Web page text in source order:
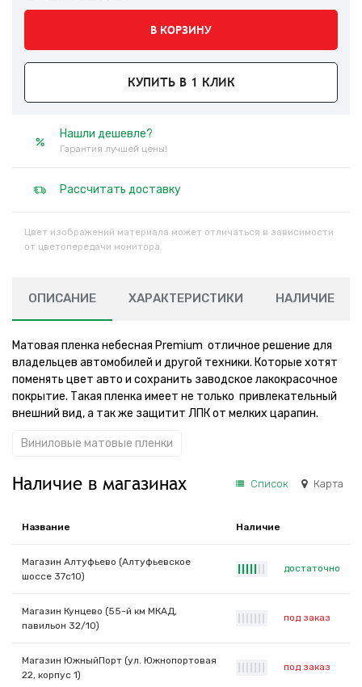
В КОРЗИНУ
КУПИТЬ В 1 КЛИК
Нашли дешевле?
Гарантия лучшей цены!
Рассчитать доставку
Цвет изображений материала может отличаться в зависимости
от цветопередачи монитора.
ОПИСАНИЕ ХАРАКТЕРИСТИКИ НАЛИЧИЕ
Матовая пленка небесная Premium отличное решение для
владельцев автомобилей и другой техники. Которые хотят
поменять цвет авто и сохранить заводское лакокрасочное
покрытие. Такая пленка имеет не только привлекательный
внешний вид, а так же защитит ЛПК от мелких царапин.
Виниловые матовые пленки
Наличие в магазинах Список Карта
Название Наличие
Магазин Алтуфьево (Алтуфьевское
шоссе 37с10)
достаточно
Магазин Кунцево (55-й км МКАД,
павильон 32/10)
под заказ
Магазин ЮжныйПорт (ул. Южнопортовая
22, корпус 1)
под заказ